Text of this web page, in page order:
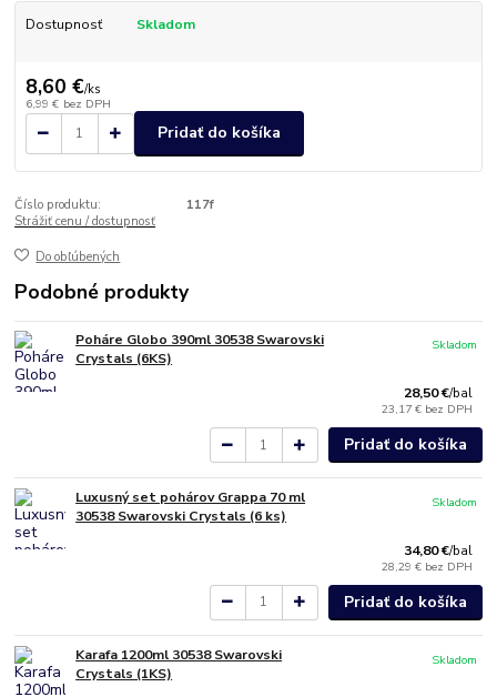
Dostupnosť Skladom
8,60 €/ks
6,99 € bez DPH
Pridať do košíka
Číslo produktu:
117f
Strážiť cenu / dostupnosť
Do obľúbených
Podobné produkty
Poháre Globo 390ml 30538 Swarovski
Crystals (6KS)
28,50 €/bal
23,17 € bez DPH
Skladom
Pridať do košíka
Luxusný set pohárov Grappa 70 ml
30538 Swarovski Crystals (6 ks)
34,80 €/bal
28,29 € bez DPH
Skladom
Pridať do košíka
Karafa 1200ml 30538 Swarovski
Crystals (1KS)
Skladom